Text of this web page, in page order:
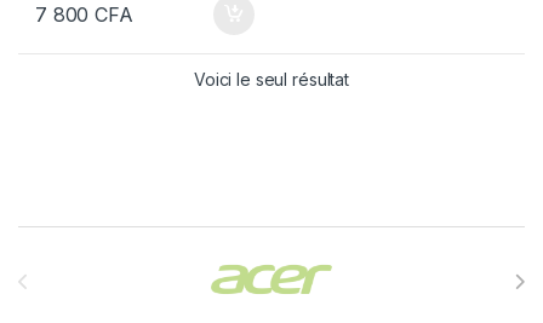
7 800CFA
Voici le seul résultat